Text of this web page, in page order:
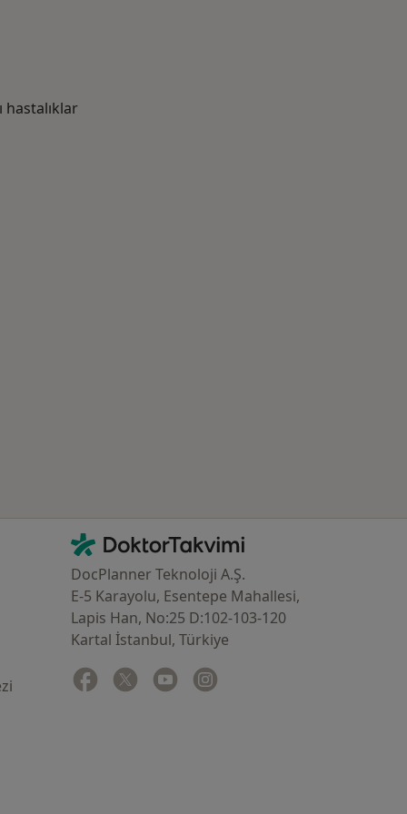
hastalıklar
İletişim
DoktorTakvimi - Ana Sayfa
DocPlanner Teknoloji A.Ş.
E-5 Karayolu, Esentepe Mahallesi,
Lapis Han, No:25 D:102-103-120
Kartal İstanbul, Türkiye
Facebook
yeni bir sekmede açılır
Twitter
yeni bir sekmede açılır
Youtube
yeni bir sekmede açılır